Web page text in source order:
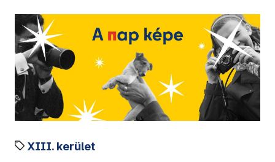
XIII. kerület